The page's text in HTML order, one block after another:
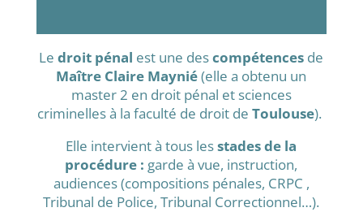
Le droit pénal est une descompétences de
Maître Claire Maynié(elle a obtenu un
master 2 en droit pénal et sciences
criminelles à la faculté de droit deToulouse).
Elle intervient à tous lesstades de la
procédure : garde à vue, instruction,
audiences (compositions pénales, CRPC ,
Tribunal de Police, Tribunal Correctionnel…).